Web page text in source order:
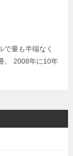
で量も半端なく
。 2008年に10年